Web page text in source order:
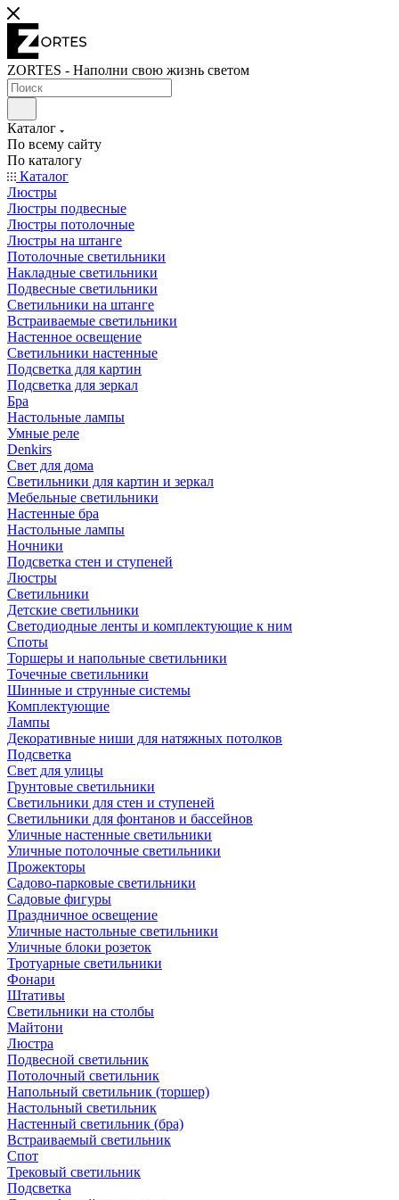
ZORTES - Наполни свою жизнь светом
Каталог
По всему сайту
По каталогу
Каталог
Люстры
Люстры подвесные
Люстры потолочные
Люстры на штанге
Потолочные светильники
Накладные светильники
Подвесные светильники
Светильники на штанге
Встраиваемые светильники
Настенное освещение
Светильники настенные
Подсветка для картин
Подсветка для зеркал
Бра
Настольные лампы
Умные реле
Denkirs
Свет для дома
Светильники для картин и зеркал
Мебельные светильники
Настенные бра
Настольные лампы
Ночники
Подсветка стен и ступеней
Люстры
Светильники
Детские светильники
Светодиодные ленты и комплектующие к ним
Споты
Торшеры и напольные светильники
Точечные светильники
Шинные и струнные системы
Комплектующие
Лампы
Декоративные ниши для натяжных потолков
Подсветка
Свет для улицы
Грунтовые светильники
Светильники для стен и ступеней
Светильники для фонтанов и бассейнов
Уличные настенные светильники
Уличные потолочные светильники
Прожекторы
Садово-парковые светильники
Садовые фигуры
Праздничное освещение
Уличные настольные светильники
Уличные блоки розеток
Тротуарные светильники
Фонари
Штативы
Светильники на столбы
Майтони
Люстра
Подвесной светильник
Потолочный светильник
Напольный светильник (торшер)
Настольный светильник
Настенный светильник (бра)
Встраиваемый светильник
Спот
Трековый светильник
Подсветка